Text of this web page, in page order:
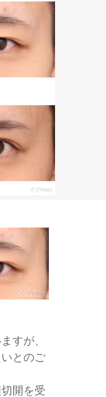
すが、
とのご
開を受